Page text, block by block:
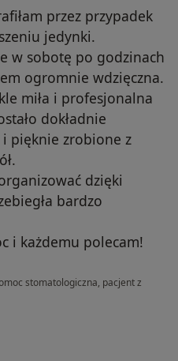
przez przypadek
jedynki.
w sobotę po godzinach
ogromnie wdzięczna.
miła i profesjonalna
dokładnie
i pięknie zrobione z
dzięki
bardzo
i każdemu polecam!
stomatologiczna, pacjent z